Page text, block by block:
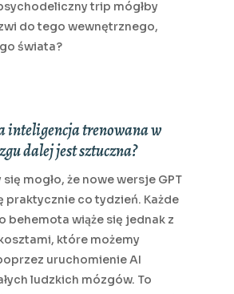
trip mógłby
do tego wewnętrznego,
świata?
inteligencja trenowana w
dalej jest sztuczna?
mogło, że nowe wersje GPT
praktycznie co tydzień. Każde
behemota wiąże się jednak z
które możemy
uruchomienie AI
ludzkich mózgów. To